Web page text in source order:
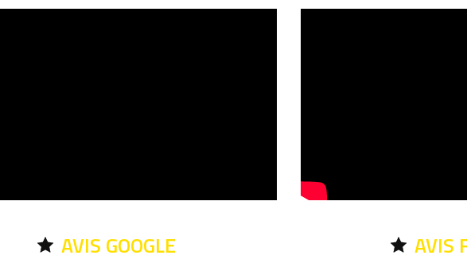
AVIS GOOGLE AVIS